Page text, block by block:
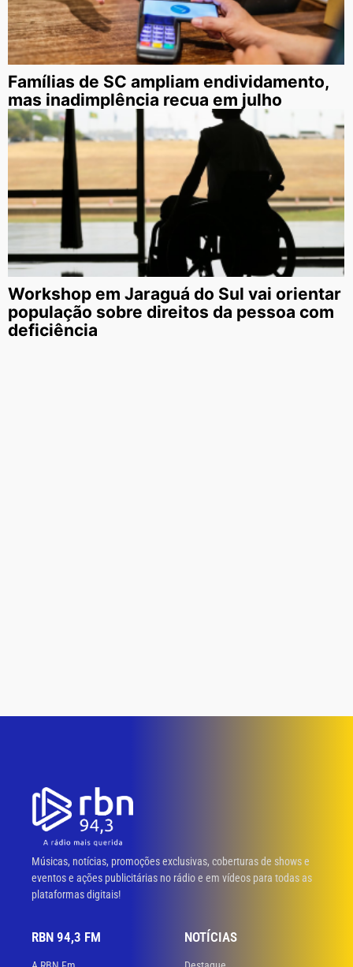
Famílias de SC ampliam endividamento,
mas inadimplência recua em julho
Workshop em Jaraguá do Sul vai orientar
população sobre direitos da pessoa com
deficiência
Músicas, notícias, promoções exclusivas, coberturas de shows e
eventos e ações publicitárias no rádio e em vídeos para todas as
plataformas digitais!
RBN 94,3 FM NOTÍCIAS